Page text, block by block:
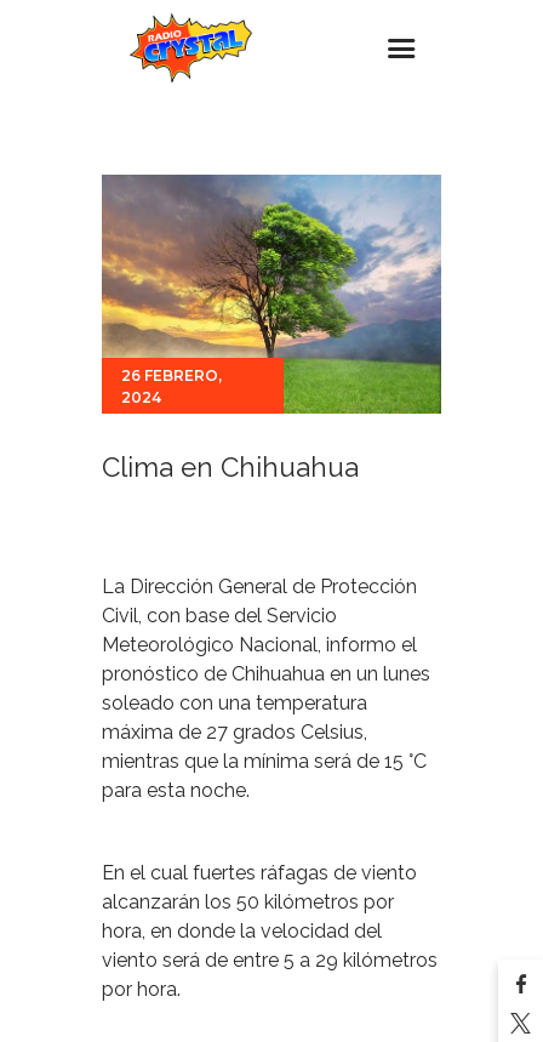
Estaciones
Eventos
Promociones
Noticias
Para ti
Contacto
26 FEBRERO,
2024
Clima en Chihuahua
La Dirección General de Protección
Civil, con base del Servicio
Meteorológico Nacional, informo el
pronóstico de Chihuahua en un lunes
soleado con una temperatura
máxima de 27 grados Celsius,
mientras que la mínima será de 15 °C
para esta noche.
En el cual fuertes ráfagas de viento
alcanzarán los 50 kilómetros por
hora, en donde la velocidad del
viento será de entre 5 a 29 kilómetros
por hora.